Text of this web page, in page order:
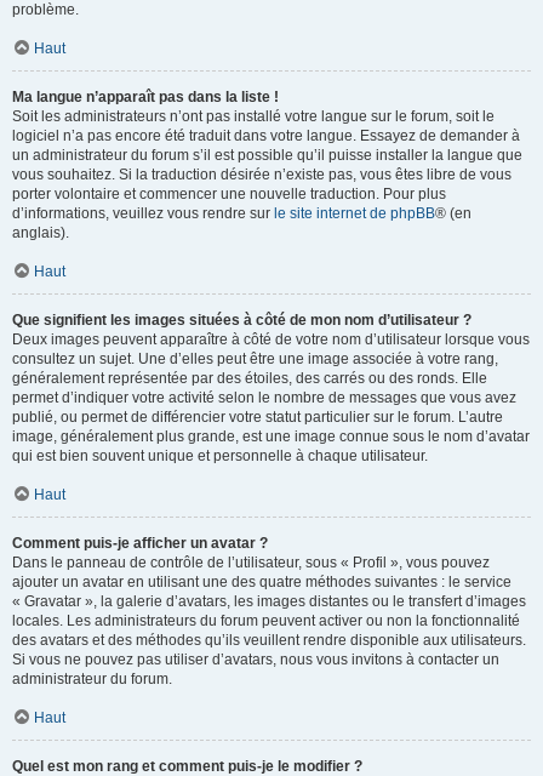
problème.
Haut
Ma langue n’apparaît pas dans la liste !
Soit les administrateurs n’ont pas installé votre langue sur le forum, soit le
logiciel n’a pas encore été traduit dans votre langue. Essayez de demander à
un administrateur du forum s’il est possible qu’il puisse installer la langue que
vous souhaitez. Si la traduction désirée n’existe pas, vous êtes libre de vous
porter volontaire et commencer une nouvelle traduction. Pour plus
d’informations, veuillez vous rendre sur le site internet de phpBB® (en
anglais).
Haut
Que signifient les images situées à côté de mon nom d’utilisateur ?
Deux images peuvent apparaître à côté de votre nom d’utilisateur lorsque vous
consultez un sujet. Une d’elles peut être une image associée à votre rang,
généralement représentée par des étoiles, des carrés ou des ronds. Elle
permet d’indiquer votre activité selon le nombre de messages que vous avez
publié, ou permet de différencier votre statut particulier sur le forum. L’autre
image, généralement plus grande, est une image connue sous le nom d’avatar
qui est bien souvent unique et personnelle à chaque utilisateur.
Haut
Comment puis-je afficher un avatar ?
Dans le panneau de contrôle de l’utilisateur, sous « Profil », vous pouvez
ajouter un avatar en utilisant une des quatre méthodes suivantes : le service
« Gravatar », la galerie d’avatars, les images distantes ou le transfert d’images
locales. Les administrateurs du forum peuvent activer ou non la fonctionnalité
des avatars et des méthodes qu’ils veuillent rendre disponible aux utilisateurs.
Si vous ne pouvez pas utiliser d’avatars, nous vous invitons à contacter un
administrateur du forum.
Haut
Quel est mon rang et comment puis-je le modifier ?